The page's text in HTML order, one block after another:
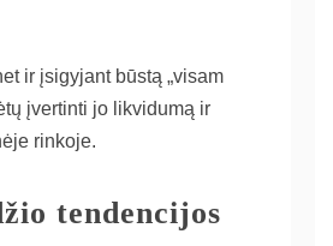
ir įsigyjant būstą „visam
įvertinti jo likvidumą ir
rinkoje.
tendencijos